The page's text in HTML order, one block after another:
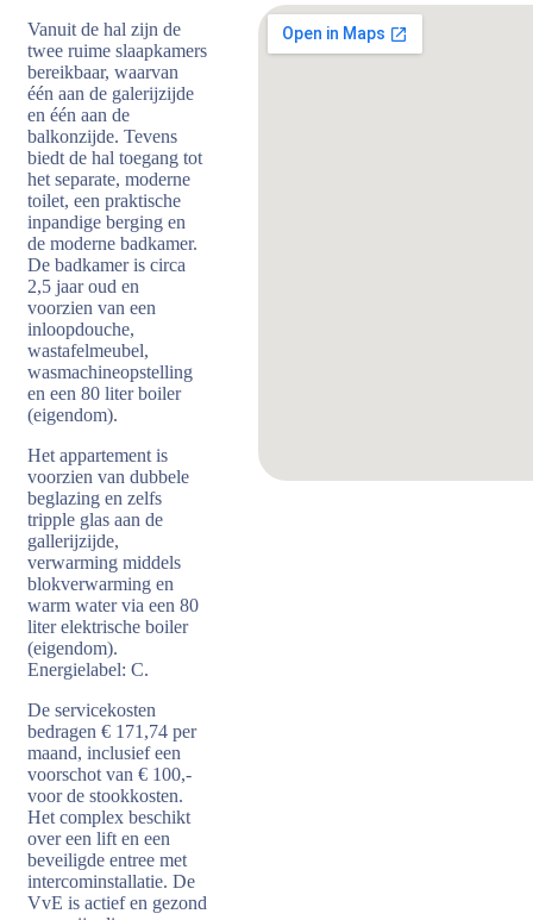
Vanuit de hal zijn de
twee ruime slaapkamers
bereikbaar, waarvan
één aan de galerijzijde
en één aan de
balkonzijde. Tevens
biedt de hal toegang tot
het separate, moderne
toilet, een praktische
inpandige berging en
de moderne badkamer.
De badkamer is circa
2,5 jaar oud en
voorzien van een
inloopdouche,
wastafelmeubel,
wasmachineopstelling
en een 80 liter boiler
(eigendom).
Het appartement is
voorzien van dubbele
beglazing en zelfs
tripple glas aan de
gallerijzijde,
verwarming middels
blokverwarming en
warm water via een 80
liter elektrische boiler
(eigendom).
Energielabel: C.
De servicekosten
bedragen € 171,74 per
maand, inclusief een
voorschot van € 100,-
voor de stookkosten.
Het complex beschikt
over een lift en een
beveiligde entree met
intercominstallatie. De
VvE is actief en gezond